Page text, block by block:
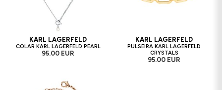
KARL LAGERFELD
COLAR KARL LAGERFELD PEARL
95.00 EUR
KARL LAGERFELD
PULSEIRA KARL LAGERFELD
CRYSTALS
95.00 EUR